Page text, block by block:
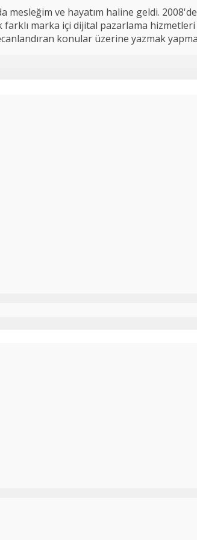
mesleğim ve hayatım haline geldi.
farklı marka içi dijital pazarlama
konular üzerine yazmak